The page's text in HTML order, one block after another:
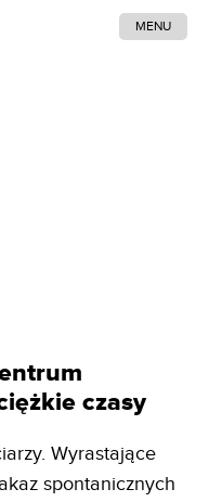
MENU
czasy
Wyrastające
spontanicznych